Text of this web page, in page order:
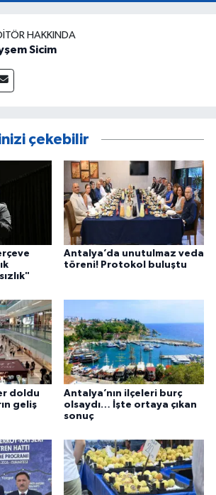
HAKKINDA
Sicim
çekebilir
Antalya’da unutulmaz veda
töreni! Protokol buluştu
doldu
geliş
Antalya’nın ilçeleri burç
olsaydı… İşte ortaya çıkan
sonuç